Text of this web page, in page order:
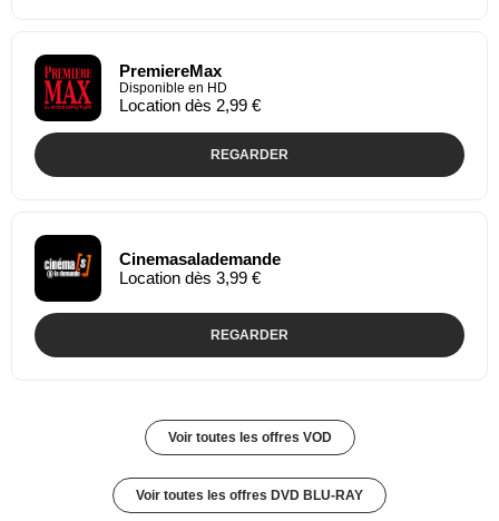
PremiereMax
Disponible en HD
Location dès 2,99 €
REGARDER
Cinemasalademande
Location dès 3,99 €
REGARDER
Voir toutes les offres VOD
Voir toutes les offres DVD BLU-RAY